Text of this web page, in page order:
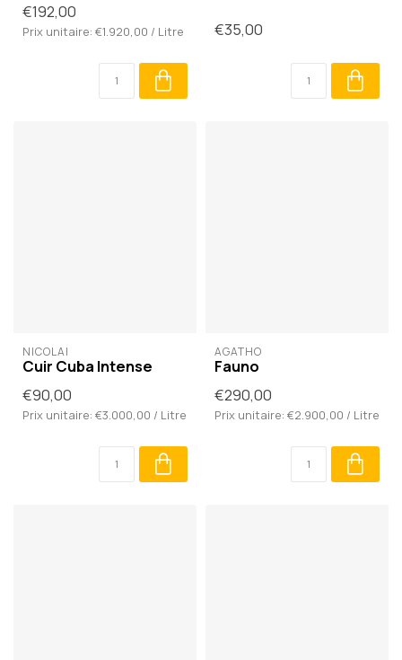
€192,00
Prix unitaire: €1.920,00 / Litre
€35,00
NICOLAÏ
Cuir Cuba Intense
€90,00
Prix unitaire: €3.000,00 / Litre
AGATHO
Fauno
€290,00
Prix unitaire: €2.900,00 / Litre